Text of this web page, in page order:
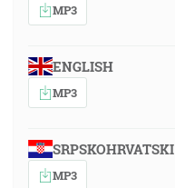
MP3
ENGLISH
MP3
SRPSKOHRVATSKI
MP3